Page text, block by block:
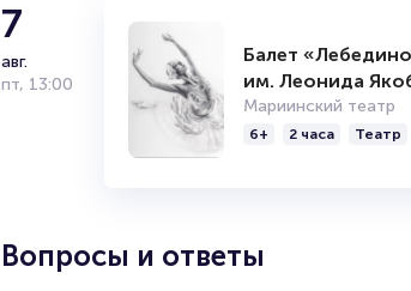
читайте
Продать
7
авг.
пт, 13:00
Балет
им. Леонида
Мариинский театр
6+ 2 часа Театр
Вопросы и ответы